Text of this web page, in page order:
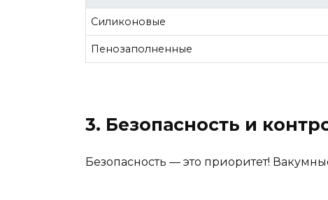
Силиконовые
Пенозаполненные
3. Безопасность и
Безопасность — это приоритет!